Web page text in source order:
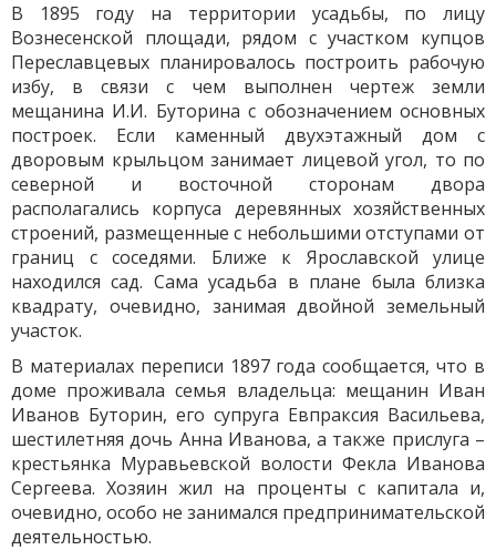
В 1895 году на территории усадьбы, по лицу
Вознесенской площади, рядом с участком купцов
Переславцевых планировалось построить рабочую
избу, в связи с чем выполнен чертеж земли
мещанина И.И. Буторина с обозначением основных
построек. Если каменный двухэтажный дом с
дворовым крыльцом занимает лицевой угол, то по
северной и восточной сторонам двора
располагались корпуса деревянных хозяйственных
строений, размещенные с небольшими отступами от
границ с соседями. Ближе к Ярославской улице
находился сад. Сама усадьба в плане была близка
квадрату, очевидно, занимая двойной земельный
участок.
В материалах переписи 1897 года сообщается, что в
доме проживала семья владельца: мещанин Иван
Иванов Буторин, его супруга Евпраксия Васильева,
шестилетняя дочь Анна Иванова, а также прислуга –
крестьянка Муравьевской волости Фекла Иванова
Сергеева. Хозяин жил на проценты с капитала и,
очевидно, особо не занимался предпринимательской
деятельностью.